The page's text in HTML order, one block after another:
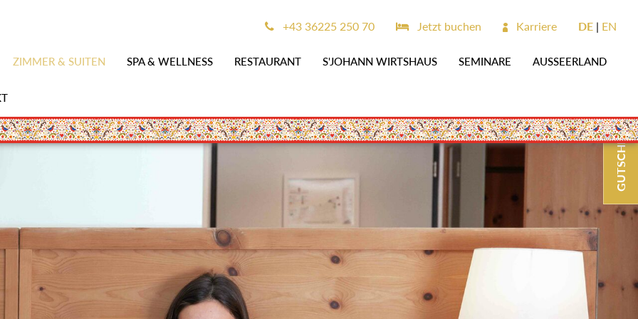
ZIMMER & SUITEN SPA & WELLNESS RESTAURANT S'JOHANN WIRTSHAUS SEMINARE AUSSEERLAND
+43 36225 250 70 Jetzt buchen Karriere DE EN
GUTSCHEINE